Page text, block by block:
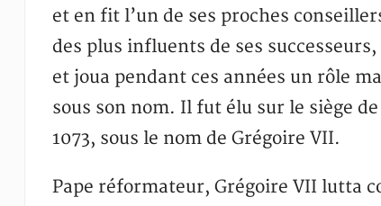
et en fit l’un de ses proches
des plus influents de ses
et joua pendant ces années un rôle
sous son nom. Il fut élu sur le siège
1073, sous le nom de Grégoire VII.
Pape réformateur, Grégoire VII lutta